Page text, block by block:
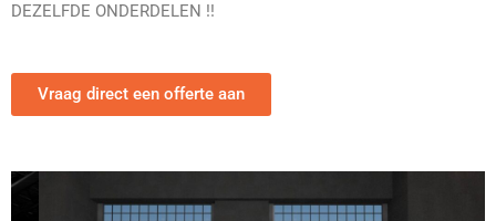
DEZELFDE ONDERDELEN !!
Vraag direct een offerte aan